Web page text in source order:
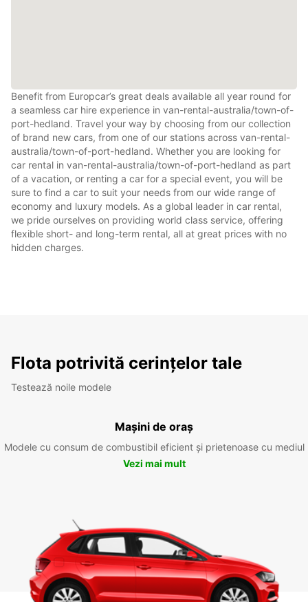
Benefit from Europcar’s great deals available all year round for
a seamless car hire experience in van-rental-australia/town-of-
port-hedland. Travel your way by choosing from our collection
of brand new cars, from one of our stations across van-rental-
australia/town-of-port-hedland. Whether you are looking for
car rental in van-rental-australia/town-of-port-hedland as part
of a vacation, or renting a car for a special event, you will be
sure to find a car to suit your needs from our wide range of
economy and luxury models. As a global leader in car rental,
we pride ourselves on providing world class service, offering
flexible short- and long-term rental, all at great prices with no
hidden charges.
Flota potrivită cerințelor tale
Testează noile modele
Mașini de oraș
Modele cu consum de combustibil eficient și prietenoase cu mediul
Vezi mai mult